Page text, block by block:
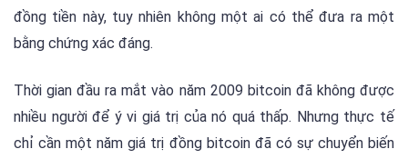
đồng tiền này, tuy nhiên không một ai có thể đưa ra một
bằng chứng xác đáng.
Thời gian đầu ra mắt vào năm 2009 bitcoin đã không được
nhiều người để ý vi giá trị của nó quá thấp. Nhưng thực tế
chỉ cần một năm giá trị đồng bitcoin đã có sự chuyển biến